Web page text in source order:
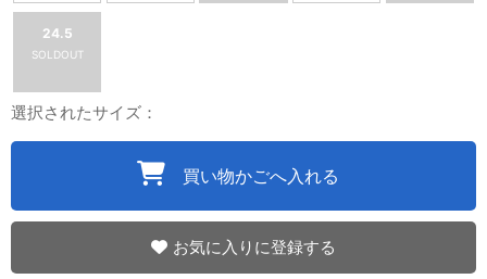
24.5
SOLDOUT
選択されたサイズ：
買い物かごへ入れる
お気に入りに登録する